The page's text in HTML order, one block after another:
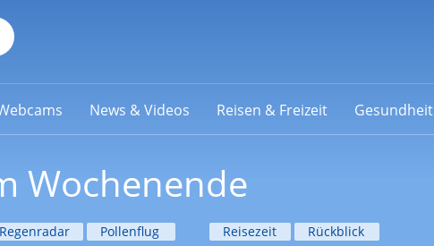
News & Videos Reisen & Freizeit Gesundheit
Wochenende
Regenradar Pollenflug Reisezeit
Rückblick